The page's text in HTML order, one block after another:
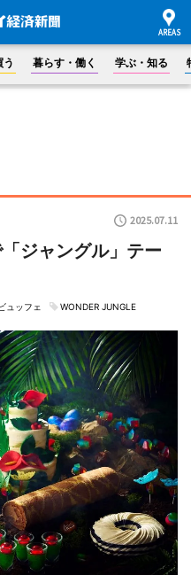
う 暮らす・働く 学ぶ・知る
2025.07.11
ジャングル」テー
ビュッフェ WONDER JUNGLE